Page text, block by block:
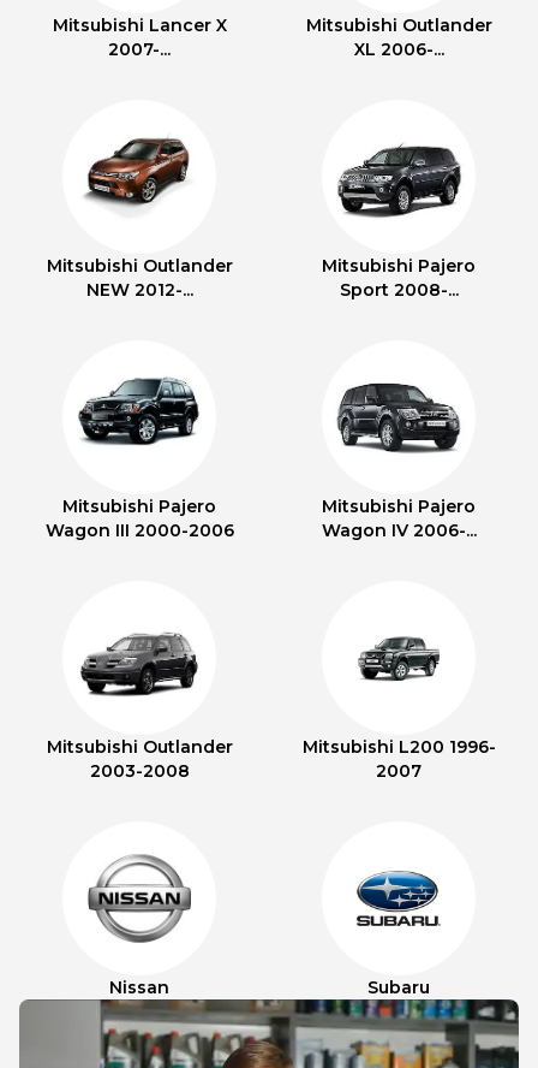
Mitsubishi Lancer X
2007-...
Mitsubishi Outlander
XL 2006-...
Mitsubishi Outlander
NEW 2012-...
Mitsubishi Pajero
Sport 2008-...
Mitsubishi Pajero
Wagon III 2000-2006
Mitsubishi Pajero
Wagon IV 2006-...
Mitsubishi Outlander
2003-2008
Mitsubishi L200 1996-
2007
Nissan Subaru